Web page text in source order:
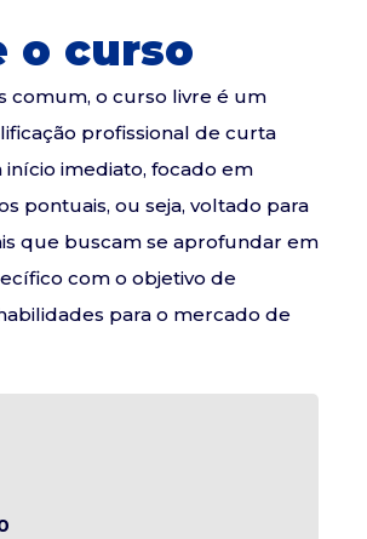
o curso
comum, o curso livre é um
profissional de curta
início imediato, focado em
pontuais, ou seja, voltado para
que buscam se aprofundar em
com o objetivo de
para o mercado de